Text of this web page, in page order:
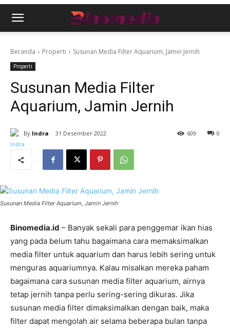
Beranda Properti Susunan Media Filter Aquarium, Jamin Jernih
Properti
Susunan Media Filter
Aquarium, Jamin Jernih
By Indra 31 Desember 2022 0
609
Susunan Media Filter Aquarium, Jamin Jernih
Binomedia.id – Banyak sekali para penggemar ikan hias
yang pada belum tahu bagaimana cara memaksimalkan
media filter untuk aquarium dan harus lebih sering untuk
menguras aquariumnya. Kalau misalkan mereka paham
bagaimana cara susunan media filter aquarium, airnya
tetap jernih tanpa perlu sering-sering dikuras. Jika
susunan media filter dimaksimalkan dengan baik, maka
filter dapat mengolah air selama beberapa bulan tanpa